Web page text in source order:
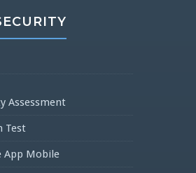
Assessment
Test
App Mobile